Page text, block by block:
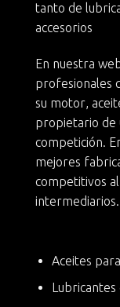
tanto de
accesorios
En nuestra
profesionales
su motor,
propietario de
competición.
mejores
competitivos
intermediarios.
Aceites